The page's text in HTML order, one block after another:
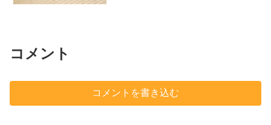
コメント
コメントを書き込む